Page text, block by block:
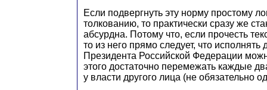
Если подвергнуть эту норму простому
толкованию, то практически сразу же
абсурдна. Потому что, если прочесть
то из него прямо следует, что исполнять
Президента Российской Федерации
этого достаточно перемежать каждые
у власти другого лица (не обязательно